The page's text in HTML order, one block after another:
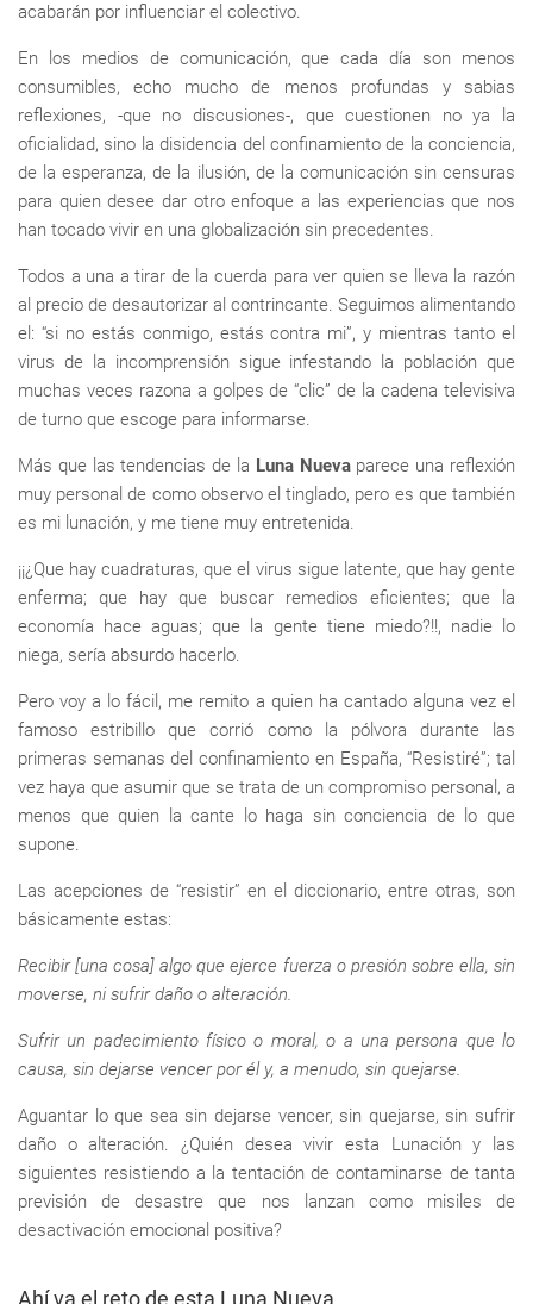
acabarán por influenciar el colectivo.
En los medios de comunicación, que cada día son menos
consumibles, echo mucho de menos profundas y sabias
reflexiones, -que no discusiones-, que cuestionen no ya la
oficialidad, sino la disidencia del confinamiento de la conciencia,
de la esperanza, de la ilusión, de la comunicación sin censuras
para quien desee dar otro enfoque a las experiencias que nos
han tocado vivir en una globalización sin precedentes.
Todos a una a tirar de la cuerda para ver quien se lleva la razón
al precio de desautorizar al contrincante. Seguimos alimentando
el: “si no estás conmigo, estás contra mi”, y mientras tanto el
virus de la incomprensión sigue infestando la población que
muchas veces razona a golpes de “clic” de la cadena televisiva
de turno que escoge para informarse.
Más que las tendencias de la Luna Nuevaparece una reflexión
muy personal de como observo el tinglado, pero es que también
es mi lunación, y me tiene muy entretenida.
¡¡¿Que hay cuadraturas, que el virus sigue latente, que hay gente
enferma; que hay que buscar remedios eficientes; que la
economía hace aguas; que la gente tiene miedo?!!, nadie lo
niega, sería absurdo hacerlo.
Pero voy a lo fácil, me remito a quien ha cantado alguna vez el
famoso estribillo que corrió como la pólvora durante las
primeras semanas del confinamiento en España, “Resistiré”; tal
vez haya que asumir que se trata de un compromiso personal, a
menos que quien la cante lo haga sin conciencia de lo que
supone.
Las acepciones de “resistir” en el diccionario, entre otras, son
básicamente estas:
Recibir [una cosa] algo que ejerce fuerza o presión sobre ella, sin
moverse, ni sufrir daño o alteración.
Sufrir un padecimiento físico o moral, o a una persona que lo
causa, sin dejarse vencer por él y, a menudo, sin quejarse.
Aguantar lo que sea sin dejarse vencer, sin quejarse, sin sufrir
daño o alteración. ¿Quién desea vivir esta Lunación y las
siguientes resistiendo a la tentación de contaminarse de tanta
previsión de desastre que nos lanzan como misiles de
desactivación emocional positiva?
Ahí va el reto de esta Luna Nueva